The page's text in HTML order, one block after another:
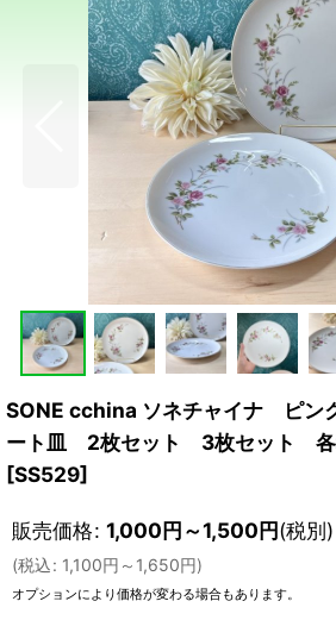
SONE cchina ソネチャイナ ピン
ート皿 2枚セット 3枚セット
[SS529]
販売価格: 1,000円～1,500円(税別)
(税込: 1,100円 ～1,650円)
オプションにより価格が変わる場合もあります。